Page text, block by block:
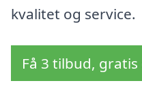
kvalitet og service.
Få 3 tilbud,